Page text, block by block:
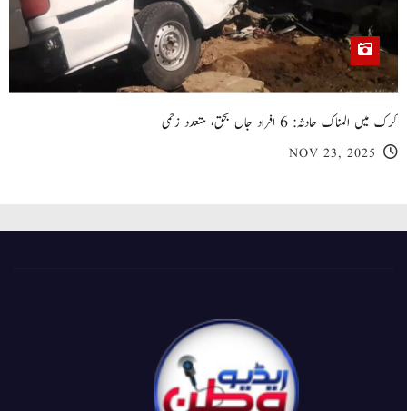
کرک میں المناک حادثہ: 6 افراد جاں بحق، متعدد زخمی
NOV 23, 2025